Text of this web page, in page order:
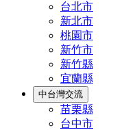
台北市
新北市
桃園市
新竹市
新竹縣
宜蘭縣
中台灣交流
苗栗縣
台中市